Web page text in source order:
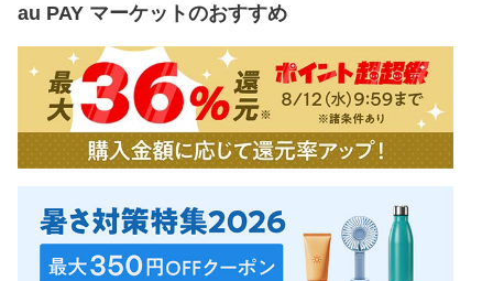
au PAY マーケットのおすすめ